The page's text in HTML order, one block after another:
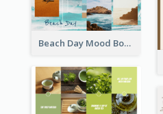
Beach Day Mood Board